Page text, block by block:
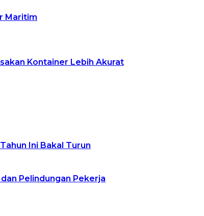
Maritim
Kontainer Lebih Akurat
Ini Bakal Turun
Pelindungan Pekerja